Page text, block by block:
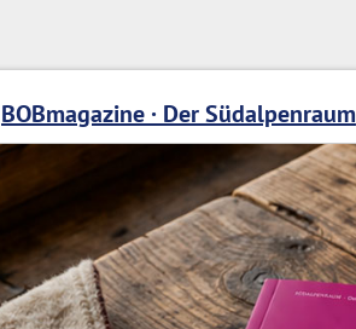
BOBmagazine · Der Südalpenraum